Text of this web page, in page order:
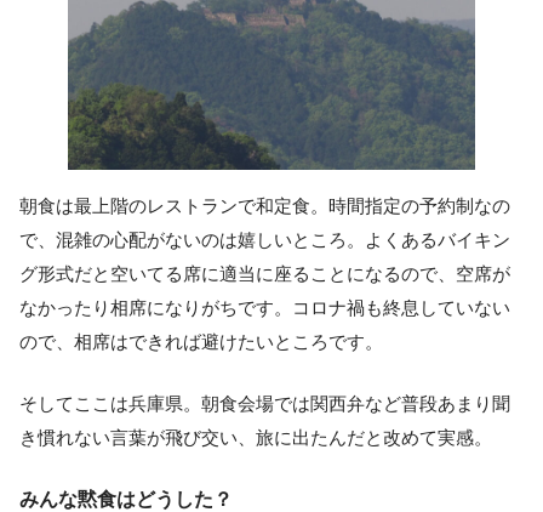
朝食は最上階のレストランで和定食。時間指定の予約制なの
で、混雑の心配がないのは嬉しいところ。よくあるバイキン
グ形式だと空いてる席に適当に座ることになるので、空席が
なかったり相席になりがちです。コロナ禍も終息していない
ので、相席はできれば避けたいところです。
そしてここは兵庫県。朝食会場では関西弁など普段あまり聞
き慣れない言葉が飛び交い、旅に出たんだと改めて実感。
みんな黙食はどうした？